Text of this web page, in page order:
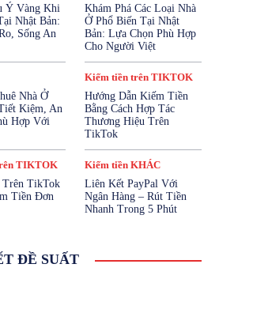
Tài Chính & Bảo Hiểm
CƯỜNG SINH LÝ
Thiết Bị Điện Tử
Thời Trang
Thực Phẩm & Đồ Uống
Vay Tiền Online
Vay Tín Chấp
Nhiều hơn
Ý Vàng Khi
Nhật Bản:
Sống An
Khám Phá Các Loại Nhà
Ở Phổ Biến Tại Nhật
Bản: Lựa Chọn Phù Hợp
Cho Người Việt
Nhà Ở
Kiệm, An
Hợp Với
Kiếm tiền trên TIKTOK
Hướng Dẫn Kiếm Tiền
Bằng Cách Hợp Tác
Thương Hiệu Trên
TikTok
TIKTOK
Trên TikTok
Tiền Đơn
Kiếm tiền KHÁC
Liên Kết PayPal Với
Ngân Hàng – Rút Tiền
Nhanh Trong 5 Phút
ĐỀ SUẤT